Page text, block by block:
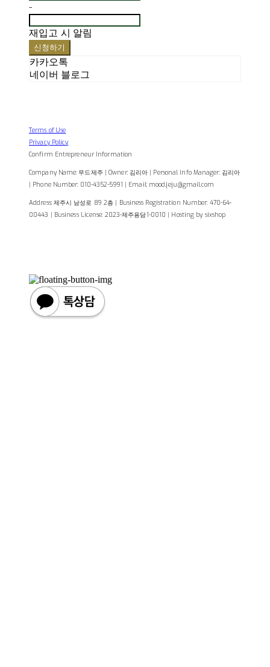
-
재입고 시 알림
신청하기
카카오톡
네이버 블로그
Terms of Use
Privacy Policy
Confirm Entrepreneur Information
Company Name: 무드제주 | Owner: 김리아 | Personal Info Manager: 김리아
| Phone Number: 010-4352-5991 | Email: mood.jeju@gmail.com
Address: 제주시 남성로 89 2층 | Business Registration Number: 470-64-
00443 | Business License: 2023-제주용담1-0010 | Hosting by sixshop